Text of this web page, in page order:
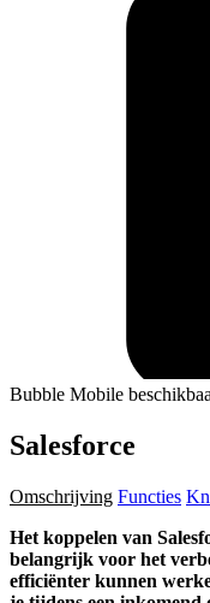
Bubble Mobile
Salesforce
Omschrijving Functies
Het koppelen van
belangrijk voor het
efficiënter kunnen